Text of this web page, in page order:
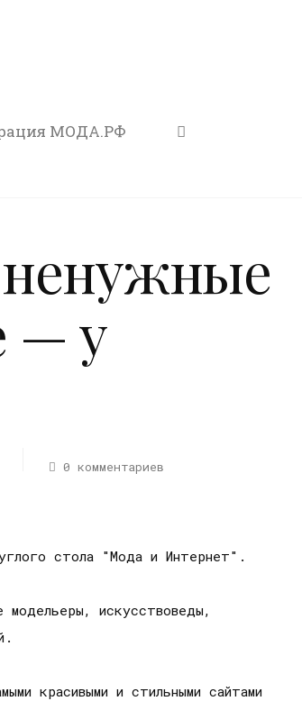
МОДА.РФ
— у
0 комментариев
стола "Мода и Интернет".
искусствоведы,
красивыми и стильными сайтами